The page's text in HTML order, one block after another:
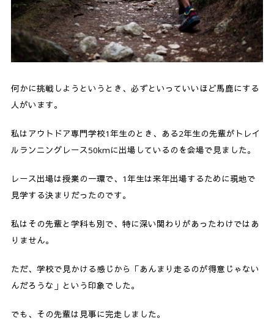
何かに挑戦しようというとき、必ずといっていいほど馬鹿にする
人がいます。
私はアウトドア専門学校1年生のとき、ある2年生の先輩がトレイ
ルランニングレース50kmに出場しているのを会場で見ました。
レース出場は授業の一環で、1年生は来年出場するために現地で
見学する決まりだったのです。
私はその先輩と学科も別で、特に深い関わりがあったわけではあ
りません。
ただ、学校で見かける感じから「あんまり走るのが得意じゃない
んだろうな」という印象でした。
でも、その先輩は見事に完走しました。